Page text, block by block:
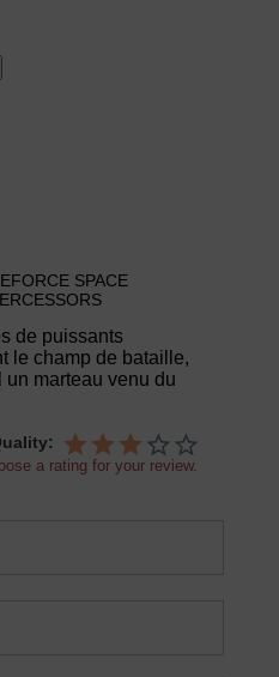
SPACE
de puissants
le champ de bataille,
un marteau venu du
a rating for your review.